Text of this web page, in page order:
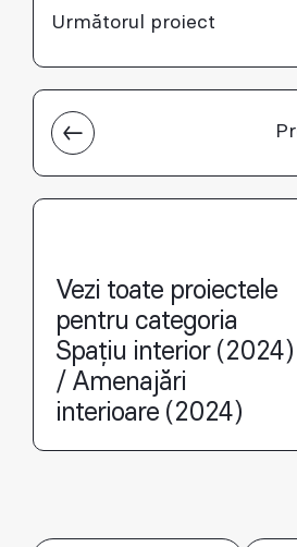
Următorul proiect
Vezi toate proiectele
pentru categoria
Spațiu interior (2024)
/ Amenajări
interioare (2024)